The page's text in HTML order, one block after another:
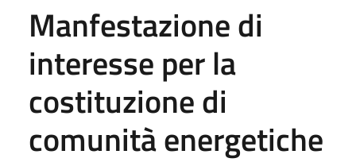
Manfestazione di
interesse per la
costituzione di
comunità energetiche